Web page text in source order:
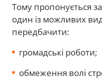
Тому пропонується
один із можливих
передбачити:
громадські роботи;
обмеження волі